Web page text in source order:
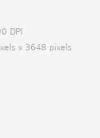
DPI
x 3648 pixels